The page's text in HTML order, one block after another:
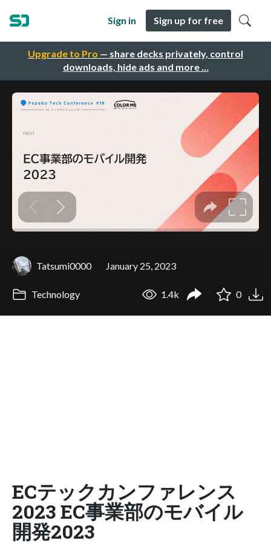
Upgrade to Pro — share decks privately, control
downloads, hide ads and more …
Sign in Sign up for free
Tatsumi0000 January 25, 2023
Technology 1.4k 0
ECテックカンファレンス
2023 EC事業部のモバイル
開発2023